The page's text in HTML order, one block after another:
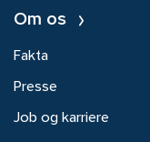
Om os
Fakta
Presse
Job og karriere